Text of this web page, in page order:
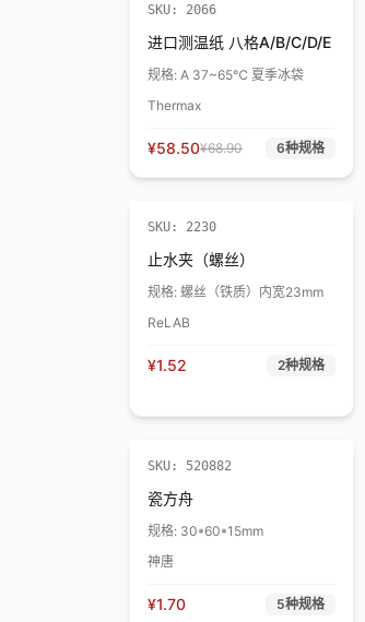
SKU: 2066
进口测温纸 八格A/B/C/D/E
规格: A 37~65℃ 夏季冰袋
Thermax
¥58.50¥68.90 6种规格
SKU: 2230
止水夹（螺丝）
规格: 螺丝（铁质）内宽23mm
ReLAB
¥1.52 2种规格
SKU: 520882
瓷方舟
规格: 30*60*15mm
神唐
¥1.70 5种规格